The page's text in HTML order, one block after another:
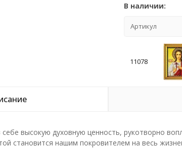
В наличии:
Артикул
11078
высокую духовную ценность, рукотворно
становится нашим покровителем на весь